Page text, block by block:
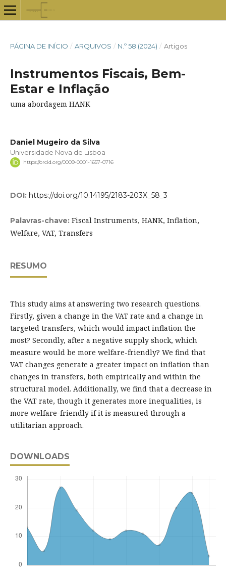
PÁGINA DE INÍCIO / ARQUIVOS / N.º 58 (2024) / Artigos
Instrumentos Fiscais, Bem-
Estar e Inflação
uma abordagem HANK
Daniel Mugeiro da Silva
Universidade Nova de Lisboa
https://orcid.org/0009-0001-1657-0716
DOI: https://doi.org/10.14195/2183-203X_58_3
Palavras-chave: Fiscal Instruments, HANK, Inflation,
Welfare, VAT, Transfers
RESUMO
This study aims at answering two research questions.
Firstly, given a change in the VAT rate and a change in
targeted transfers, which would impact inflation the
most? Secondly, after a negative supply shock, which
measure would be more welfare-friendly? We find that
VAT changes generate a greater impact on inflation than
changes in transfers, both empirically and within the
structural model. Additionally, we find that a decrease in
the VAT rate, though it generates more inequalities, is
more welfare-friendly if it is measured through a
utilitarian approach.
DOWNLOADS